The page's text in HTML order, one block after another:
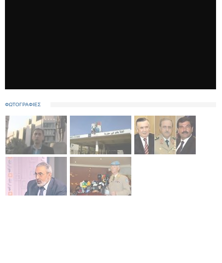
ΦΩΤΟΓΡΑΦΙΕΣ